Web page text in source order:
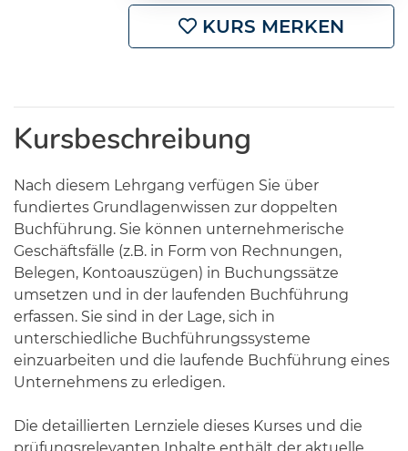
KURS MERKEN
Kursbeschreibung
Nach diesem Lehrgang verfügen Sie über
fundiertes Grundlagenwissen zur doppelten
Buchführung. Sie können unternehmerische
Geschäftsfälle (z.B. in Form von Rechnungen,
Belegen, Kontoauszügen) in Buchungssätze
umsetzen und in der laufenden Buchführung
erfassen. Sie sind in der Lage, sich in
unterschiedliche Buchführungssysteme
einzuarbeiten und die laufende Buchführung eines
Unternehmens zu erledigen.
Die detaillierten Lernziele dieses Kurses und die